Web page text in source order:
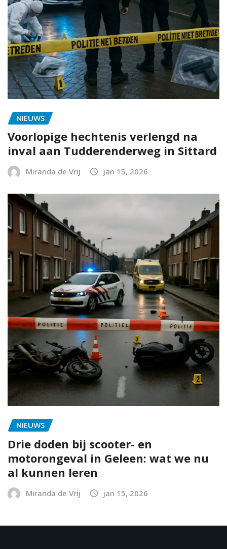
NIEUWS
Voorlopige hechtenis verlengd na
inval aan Tudderenderweg in Sittard
Miranda de Vrij jan 15, 2026
NIEUWS
Drie doden bij scooter- en
motorongeval in Geleen: wat we nu
al kunnen leren
Miranda de Vrij jan 15, 2026